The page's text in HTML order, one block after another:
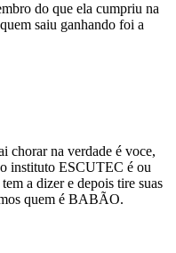
do que ela cumpriu na
saiu ganhando foi a
na verdade é voce,
instituto ESCUTEC é ou
a dizer e depois tire suas
quem é BABÃO.